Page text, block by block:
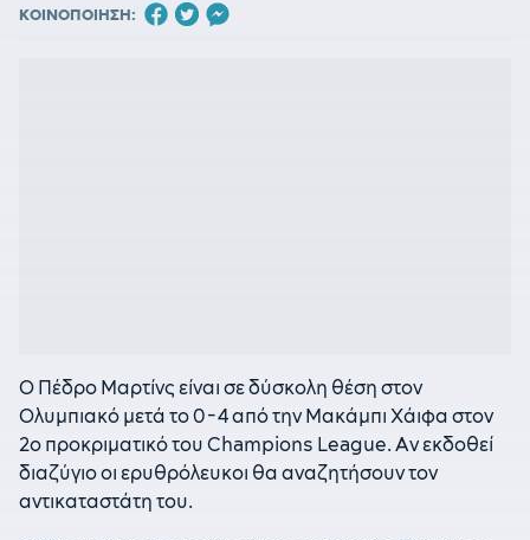
ΚΟΙΝΟΠΟΙΗΣΗ:
Ο Πέδρο Μαρτίνς είναι σε δύσκολη θέση στον
Ολυμπιακό μετά το 0-4 από την Μακάμπι Χάιφα στον
2ο προκριματικό του Champions League. Αν εκδοθεί
διαζύγιο οι ερυθρόλευκοι θα αναζητήσουν τον
αντικαταστάτη του.